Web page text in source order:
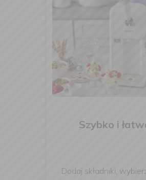
Szybko i
Dodaj składniki,